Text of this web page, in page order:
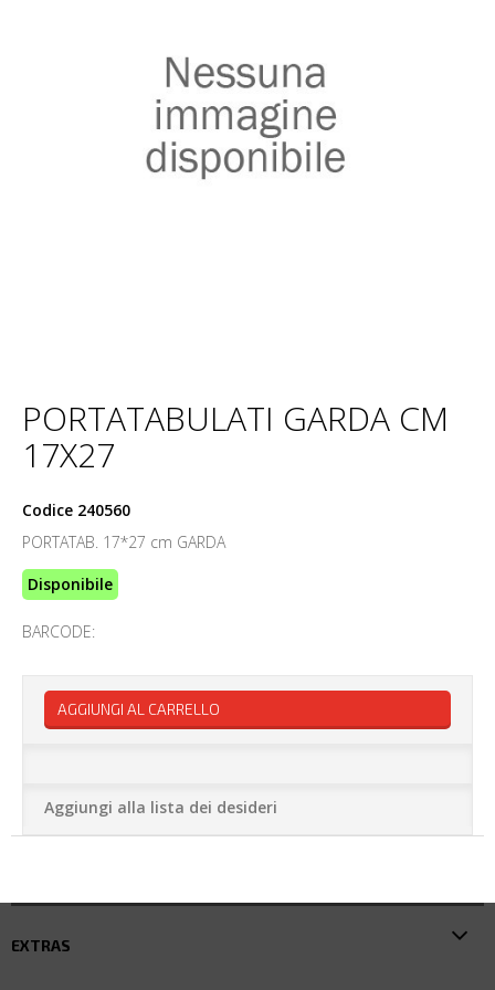
PORTATABULATI GARDA CM
17X27
Codice 240560
PORTATAB. 17*27 cm GARDA
Disponibile
BARCODE:
AGGIUNGI AL CARRELLO
Aggiungi alla lista dei desideri
EXTRAS